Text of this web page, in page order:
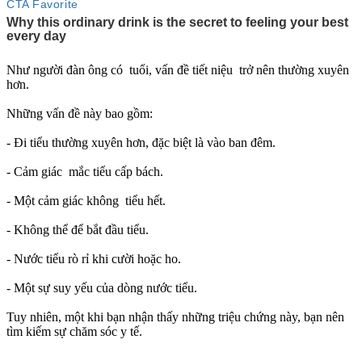
Như người đàn ông có tuổi, vấn đề tiết niệu trở nên thường xuyên
hơn.
Những vấn đề này bao gồm:
- Đi tiểu thường xuyên hơn, đặc biệt là vào ban đêm.
- Cảm giác mắc tiểu cấp bách.
- Một cảm giác không tiểu hết.
- Không thể để bắt đầu tiểu.
- Nước tiểu rò rỉ khi cười hoặc ho.
- Một sự suy yếu của dòng nước tiểu.
Tuy nhiên, một khi bạn nhận thấy những triệu chứng này, bạn nên
tìm kiếm sự chăm sóc y tế.